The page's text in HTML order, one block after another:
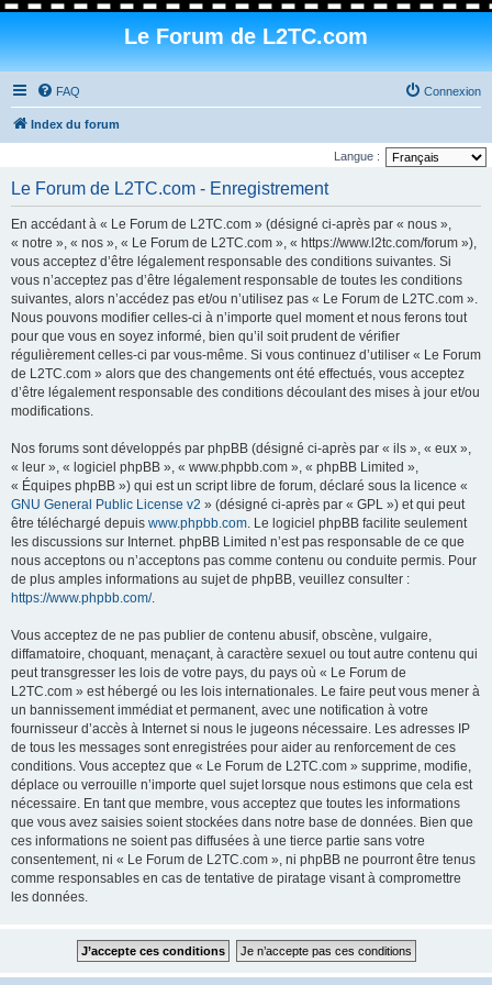
Le Forum de L2TC.com
FAQ Connexion
Index du forum
Langue :
Le Forum de L2TC.com - Enregistrement
En accédant à « Le Forum de L2TC.com » (désigné ci-après par « nous »,
« notre », « nos », « Le Forum de L2TC.com », « https://www.l2tc.com/forum »),
vous acceptez d’être légalement responsable des conditions suivantes. Si
vous n’acceptez pas d’être légalement responsable de toutes les conditions
suivantes, alors n’accédez pas et/ou n’utilisez pas « Le Forum de L2TC.com ».
Nous pouvons modifier celles-ci à n’importe quel moment et nous ferons tout
pour que vous en soyez informé, bien qu’il soit prudent de vérifier
régulièrement celles-ci par vous-même. Si vous continuez d’utiliser « Le Forum
de L2TC.com » alors que des changements ont été effectués, vous acceptez
d’être légalement responsable des conditions découlant des mises à jour et/ou
modifications.
Nos forums sont développés par phpBB (désigné ci-après par « ils », « eux »,
« leur », « logiciel phpBB », « www.phpbb.com », « phpBB Limited »,
« Équipes phpBB ») qui est un script libre de forum, déclaré sous la licence «
GNU General Public License v2 » (désigné ci-après par « GPL ») et qui peut
être téléchargé depuis www.phpbb.com. Le logiciel phpBB facilite seulement
les discussions sur Internet. phpBB Limited n’est pas responsable de ce que
nous acceptons ou n’acceptons pas comme contenu ou conduite permis. Pour
de plus amples informations au sujet de phpBB, veuillez consulter :
https://www.phpbb.com/.
Vous acceptez de ne pas publier de contenu abusif, obscène, vulgaire,
diffamatoire, choquant, menaçant, à caractère sexuel ou tout autre contenu qui
peut transgresser les lois de votre pays, du pays où « Le Forum de
L2TC.com » est hébergé ou les lois internationales. Le faire peut vous mener à
un bannissement immédiat et permanent, avec une notification à votre
fournisseur d’accès à Internet si nous le jugeons nécessaire. Les adresses IP
de tous les messages sont enregistrées pour aider au renforcement de ces
conditions. Vous acceptez que « Le Forum de L2TC.com » supprime, modifie,
déplace ou verrouille n’importe quel sujet lorsque nous estimons que cela est
nécessaire. En tant que membre, vous acceptez que toutes les informations
que vous avez saisies soient stockées dans notre base de données. Bien que
ces informations ne soient pas diffusées à une tierce partie sans votre
consentement, ni « Le Forum de L2TC.com », ni phpBB ne pourront être tenus
comme responsables en cas de tentative de piratage visant à compromettre
les données.